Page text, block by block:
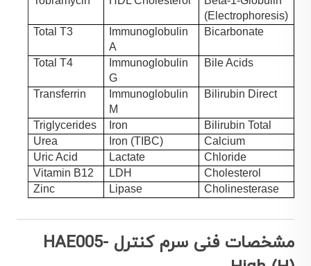
(Electrophoresis)
Bicarbonate
Immunoglobulin
A
Total T3
Bile Acids
Immunoglobulin
G
Total T4
Bilirubin Direct
Immunoglobulin
M
Transferrin
Bilirubin Total
Iron
Triglycerides
Calcium
Iron (TIBC)
Urea
Chloride
Lactate
Uric Acid
Cholesterol
LDH
Vitamin B12
Cholinesterase
Lipase
Zinc
مشخصات فنی سرم کنترل HAE005-